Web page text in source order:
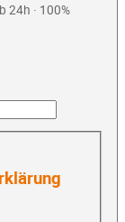
24h · 100%